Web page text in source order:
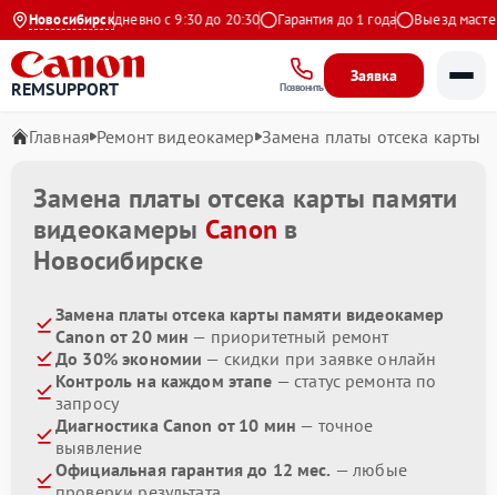
Новосибирск
Яндекс Ежедневно с 9:30 до 20:30 Гарантия до 1 года Выезд мастера
REMSUPPORT Позвонить
Заявка
Главная Ремонт видеокамер Замена платы отсека карты
Замена платы отсека карты памяти
видеокамеры Canon в
Новосибирске
Замена платы отсека карты памяти видеокамер
Canon от 20 мин — приоритетный ремонт
До 30% экономии — скидки при заявке онлайн
Контроль на каждом этапе — статус ремонта по
запросу
Диагностика Canon от 10 мин — точное
выявление
Официальная гарантия до 12 мес. — любые